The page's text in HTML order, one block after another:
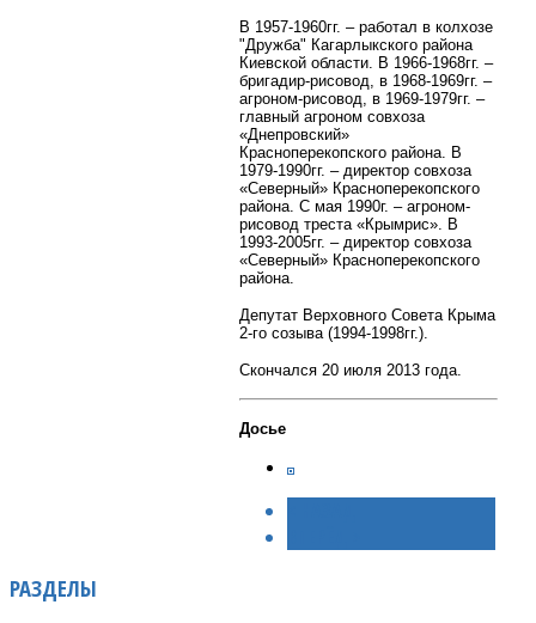
В 1957-1960гг. – работал в колхозе
"Дружба" Кагарлыкского района
Киевской области. В 1966-1968гг. –
бригадир-рисовод, в 1968-1969гг. –
агроном-рисовод, в 1969-1979гг. –
главный агроном совхоза
«Днепровский»
Красноперекопского района. В
1979-1990гг. – директор совхоза
«Северный» Красноперекопского
района. С мая 1990г. – агроном-
рисовод треста «Крымрис». В
1993-2005гг. – директор совхоза
«Северный» Красноперекопского
района.
Депутат Верховного Совета Крыма
2-го созыва (1994-1998гг.).
Скончался 20 июля 2013 года.
Досье
РАЗДЕЛЫ